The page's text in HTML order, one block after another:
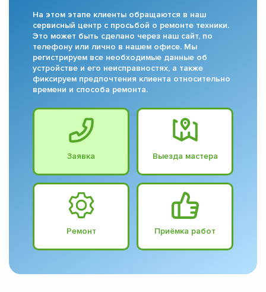
На этом этапе клиенты обращаются в наш
сервисный центр с просьбой о ремонте техники.
Это может быть сделано через наш сайт, по
телефону или лично в нашем офисе. Мы
регистрируем все необходимые данные об
устройстве и его неисправностях, а также
фиксируем предпочтения клиента относительно
времени и способа ремонта.
Заявка Выезда мастера
Ремонт Приёмка работ